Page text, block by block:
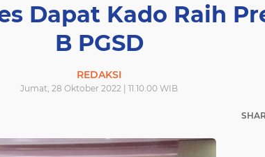
Dapat Kado Raih
B PGSD
REDAKSI
Jumat, 28 Oktober 2022 | 11.10.00 WIB